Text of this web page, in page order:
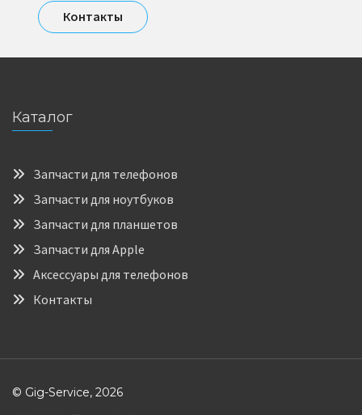
Контакты
Каталог
Запчасти для телефонов
Запчасти для ноутбуков
Запчасти для планшетов
Запчасти для Apple
Аксессуары для телефонов
Контакты
© Gig-Service, 2026